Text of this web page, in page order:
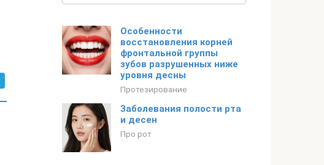
Особенности
восстановления корней
фронтальной группы
зубов разрушенных ниже
уровня десны
Протезирование
Заболевания полости рта
и десен
Про рот